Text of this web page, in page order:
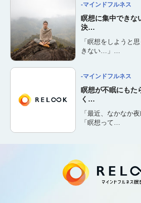
-マインドフルネス
瞑想に集中できな
決…
「瞑想をしようと
きない…」…
-マインドフルネス
瞑想が不眠にもた
く…
「最近、なかなか
「瞑想って…